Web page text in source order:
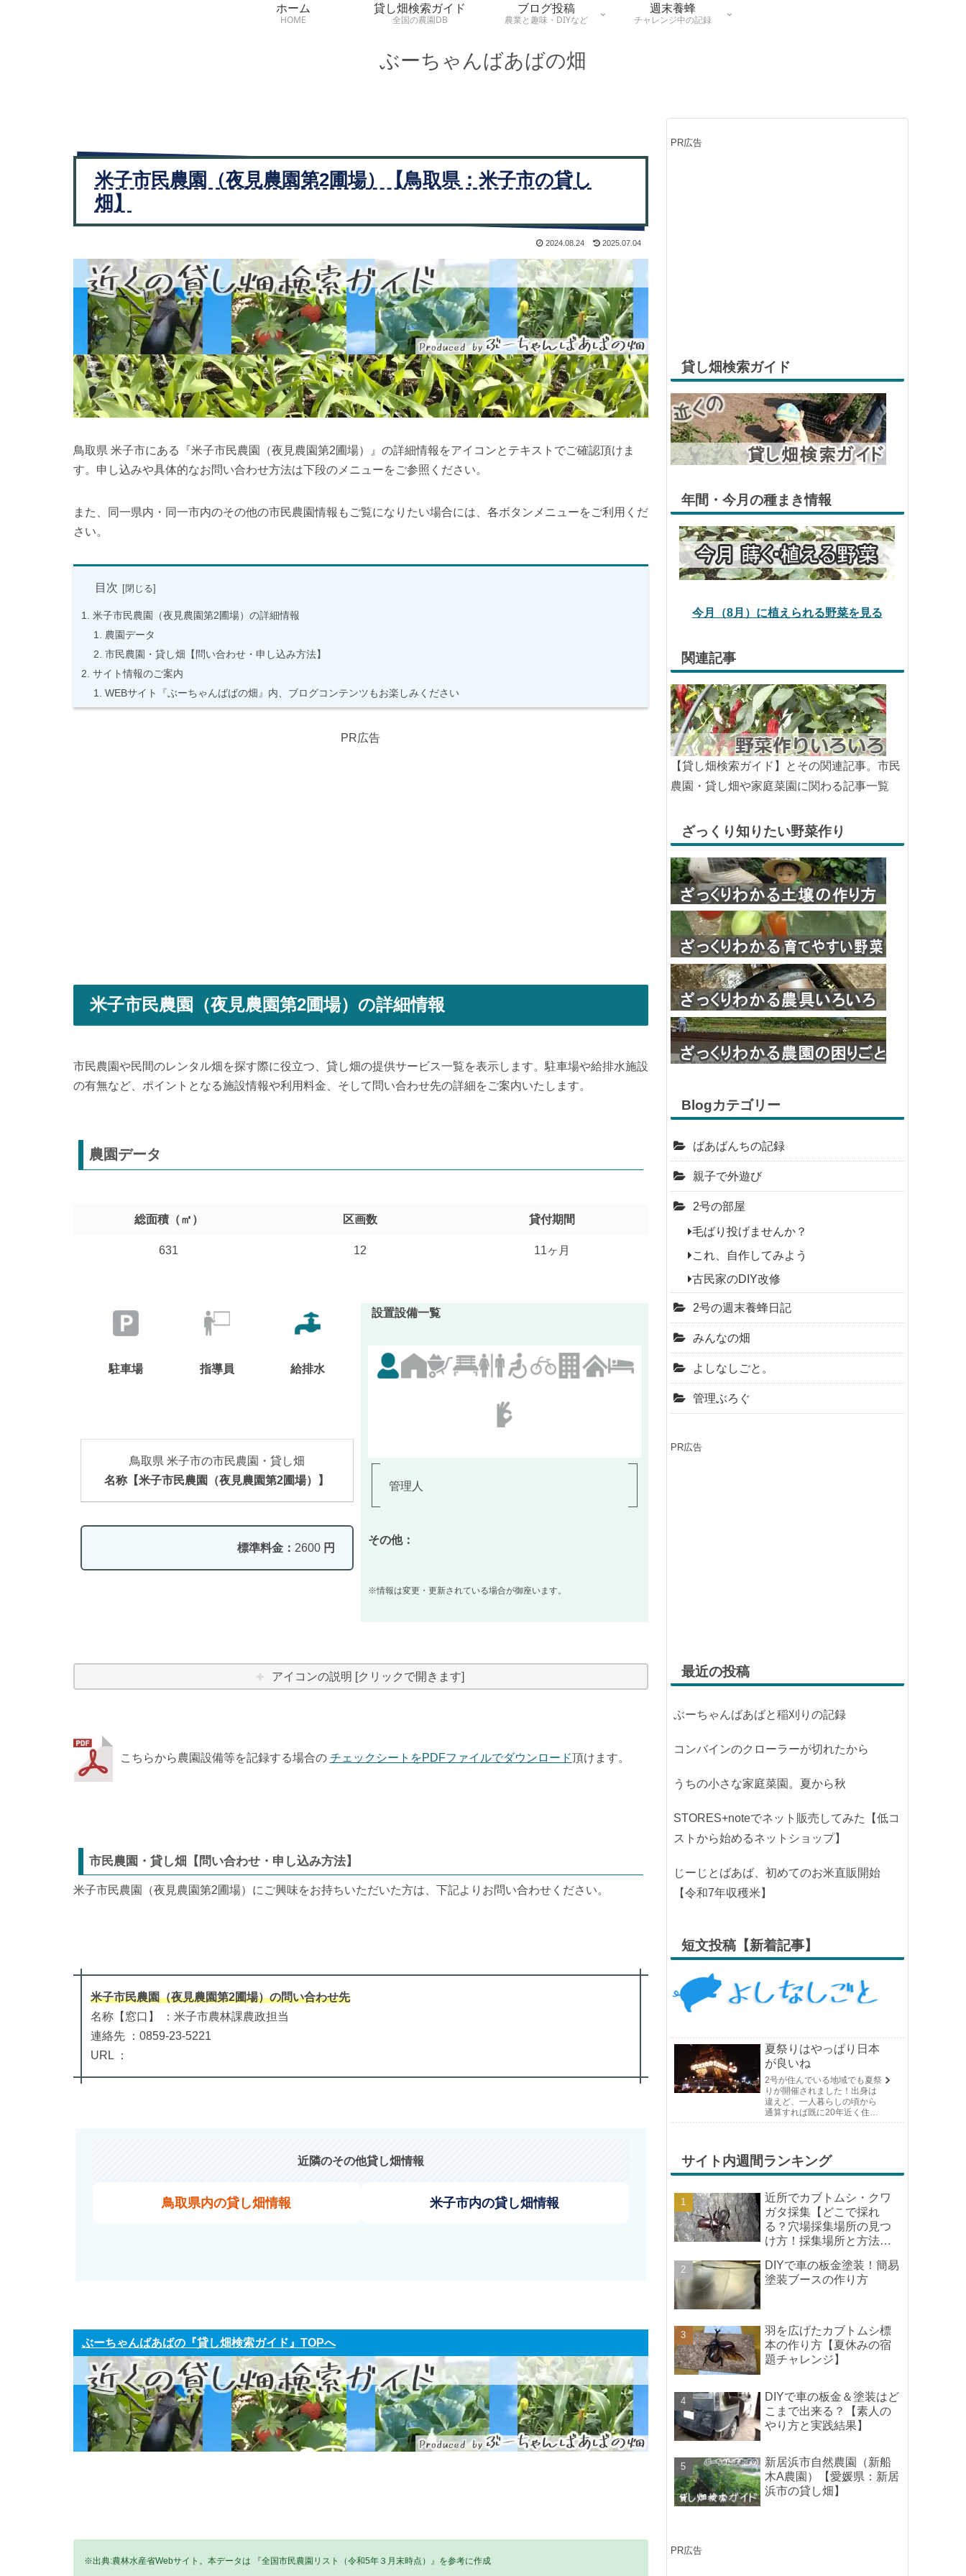
ぶーちゃんばあばの畑
ホーム
HOME
貸し畑検索ガイド
全国の農園DB
ブログ投稿
農業と趣味・DIYなど
週末養蜂
チャレンジ中の記録
米子市民農園（夜見農園第2圃場）【鳥取県：米子市の貸し
畑】
2024.08.24 2025.07.04
鳥取県 米子市にある『米子市民農園（夜見農園第2圃場）』の詳細情報をアイコンとテキストでご確認頂けま
す。申し込みや具体的なお問い合わせ方法は下段のメニューをご参照ください。
また、同一県内・同一市内のその他の市民農園情報もご覧になりたい場合には、各ボタンメニューをご利用くだ
さい。
目次
米子市民農園（夜見農園第2圃場）の詳細情報
農園データ
市民農園・貸し畑【問い合わせ・申し込み方法】
サイト情報のご案内
WEBサイト『ぶーちゃんばばの畑』内、ブログコンテンツもお楽しみください
PR広告
米子市民農園（夜見農園第2圃場）の詳細情報
市民農園や民間のレンタル畑を探す際に役立つ、貸し畑の提供サービス一覧を表示します。駐車場や給排水施設
の有無など、ポイントとなる施設情報や利用料金、そして問い合わせ先の詳細をご案内いたします。
農園データ
総面積（㎡） 区画数 貸付期間
631 12 11ヶ月
駐車場 指導員 給排水
鳥取県 米子市の市民農園・貸し畑
名称【米子市民農園（夜見農園第2圃場）】
標準料金： 2600 円
設置設備一覧
管理人
その他：
※情報は変更・更新されている場合が御座います。
アイコンの説明 [クリックで開きます]
こちらから農園設備等を記録する場合の チェックシートをPDFファイルでダウンロード頂けます。
市民農園・貸し畑【問い合わせ・申し込み方法】
米子市民農園（夜見農園第2圃場）にご興味をお持ちいただいた方は、下記よりお問い合わせください。
米子市民農園（夜見農園第2圃場）の問い合わせ先
名称【窓口】 ：米子市農林課農政担当
連絡先 ：0859-23-5221
URL ：
近隣のその他貸し畑情報
鳥取県内の貸し畑情報 米子市内の貸し畑情報
ぶーちゃんばあばの『貸し畑検索ガイド』TOPへ
※出典:農林水産省Webサイト。本データは 『全国市民農園リスト（令和5年３月末時点）』を参考に作成
PR広告
貸し畑検索ガイド
年間・今月の種まき情報
今月（8月）に植えられる野菜を見る
関連記事
【貸し畑検索ガイド】とその関連記事。市民
農園・貸し畑や家庭菜園に関わる記事一覧
ざっくり知りたい野菜作り
Blogカテゴリー
ばあばんちの記録
親子で外遊び
2号の部屋
毛ばり投げませんか？
これ、自作してみよう
古民家のDIY改修
2号の週末養蜂日記
みんなの畑
よしなしごと。
管理ぶろぐ
PR広告
最近の投稿
ぶーちゃんばあばと稲刈りの記録
コンバインのクローラーが切れたから
うちの小さな家庭菜園。夏から秋
STORES+noteでネット販売してみた【低コ
ストから始めるネットショップ】
じーじとばあば、初めてのお米直販開始
【令和7年収穫米】
短文投稿【新着記事】
夏祭りはやっぱり日本
が良いね
2号が住んでいる地域でも夏祭
りが開催されました！出身は
違えど、一人暮らしの頃から
通算すれば既に20年近く住ん
す。そして、それは2号嫁も同
じようで、夏祭りが近いづい...
サイト内週間ランキング
近所でカブトムシ・クワ
ガタ採集【どこで採れ
る？穴場採集場所の見つ
け方！採集場所と方法や
DIYで車の板金塗装！簡易
塗装ブースの作り方
羽を広げたカブトムシ標
本の作り方【夏休みの宿
題チャレンジ】
DIYで車の板金＆塗装はど
こまで出来る？【素人の
やり方と実践結果】
新居浜市自然農園（新船
木A農園）【愛媛県：新居
浜市の貸し畑】
PR広告